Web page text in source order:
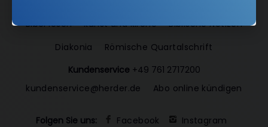
Bibel lesen
kunst und kirche
Biblische Notizen
Diakonia
Römische Quartalschrift
Kundenservice +49 761 2717200
kundenservice@herder.de
Abo online kündigen
Folgen Sie uns: Facebook
Instagram